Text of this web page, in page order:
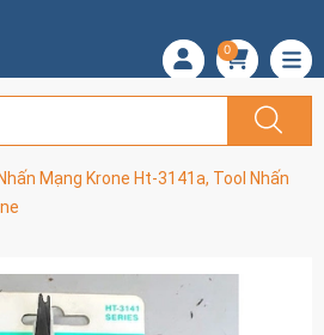
0
Mạng Krone Ht-3141a, Tool Nhấn